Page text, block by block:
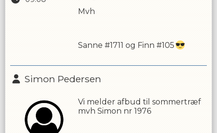
Mvh
Sanne #1711 og Finn #105
Simon Pedersen
Vi melder afbud til sommertræf
mvh Simon nr 1976